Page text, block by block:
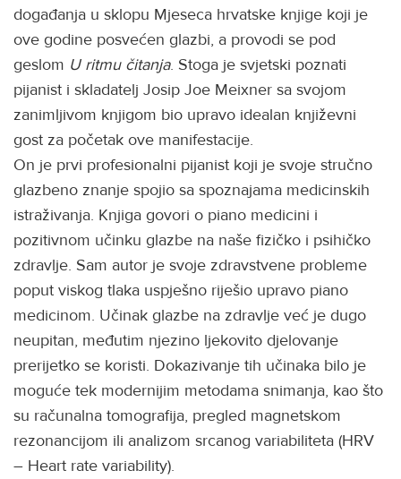
događanja u sklopu Mjeseca hrvatske knjige koji je
ove godine posvećen glazbi, a provodi se pod
geslom U ritmu čitanja. Stoga je svjetski poznati
pijanist i skladatelj Josip Joe Meixner sa svojom
zanimljivom knjigom bio upravo idealan književni
gost za početak ove manifestacije.
On je prvi profesionalni pijanist koji je svoje stručno
glazbeno znanje spojio sa spoznajama medicinskih
istraživanja. Knjiga govori o piano medicini i
pozitivnom učinku glazbe na naše fizičko i psihičko
zdravlje. Sam autor je svoje zdravstvene probleme
poput viskog tlaka uspješno riješio upravo piano
medicinom. Učinak glazbe na zdravlje već je dugo
neupitan, međutim njezino ljekovito djelovanje
prerijetko se koristi. Dokazivanje tih učinaka bilo je
moguće tek modernijim metodama snimanja, kao što
su računalna tomografija, pregled magnetskom
rezonancijom ili analizom srcanog variabiliteta (HRV
– Heart rate variability).